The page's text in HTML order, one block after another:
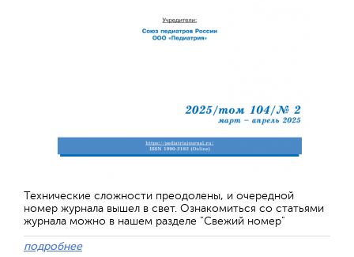
Технические сложности преодолены, и очередной
номер журнала вышел в свет. Ознакомиться со статьями
журнала можно в нашем разделе "Свежий номер"
подробнее